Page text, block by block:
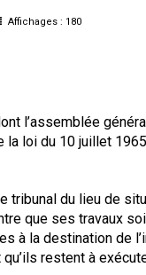
sommeil et
difficulté
Affichages : 180
l’assemblée
la loi du 10 juillet
tribunal du lieu de
que ses travaux
à la destination de
restent à